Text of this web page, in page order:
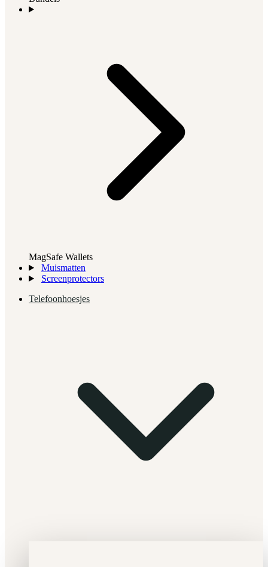
MagSafe Wallets
Muismatten
Screenprotectors
Telefoonhoesjes